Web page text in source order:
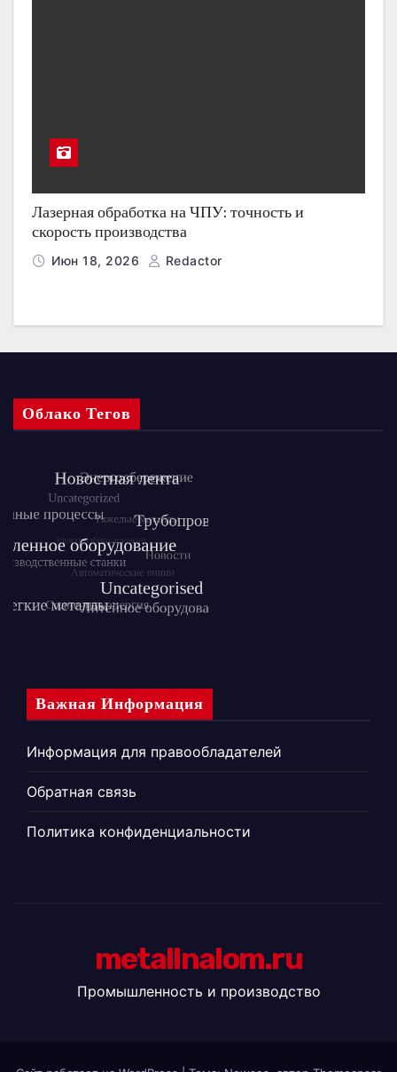
Лазерная обработка на ЧПУ: точность и
скорость производства
Июн 18, 2026 Redactor
Облако Тегов
Важная Информация
Информация для правообладателей
Обратная связь
Политика конфиденциальности
metallnalom.ru
Промышленность и производство